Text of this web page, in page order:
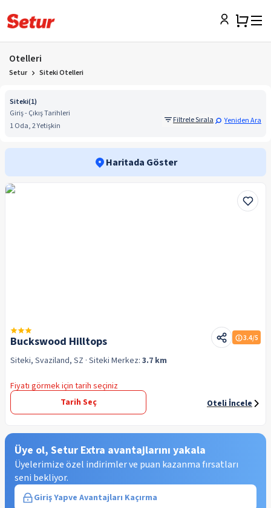
Otelleri
Setur Siteki Otelleri
Siteki(1)
Giriş - Çıkış Tarihleri
1 Oda, 2 Yetişkin
Filtrele Sırala Yeniden Ara
Haritada Göster
Buckswood Hilltops 3.4/5
Siteki, Svaziland, SZ · Siteki Merkez: 3.7 km
Fiyatı görmek için tarih seçiniz
Tarih Seç
Oteli İncele
Üye ol, Setur Extra avantajlarını yakala
Üyelerimize özel indirimler ve puan kazanma fırsatları
seni bekliyor.
Giriş Yapve Avantajları Kaçırma